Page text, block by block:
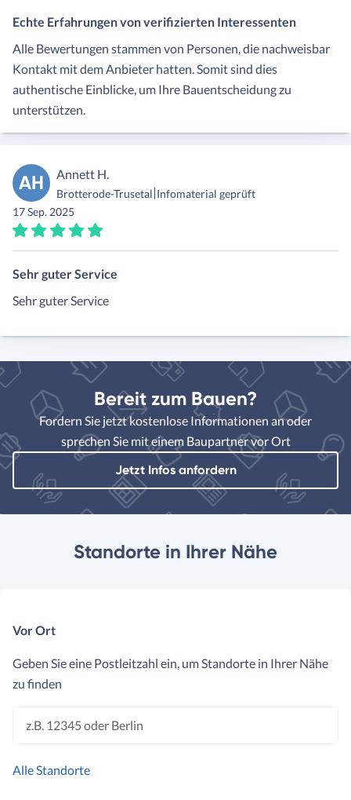
Echte Erfahrungen von verifizierten Interessenten
Alle Bewertungen stammen von Personen, die nachweisbar
Kontakt mit dem Anbieter hatten. Somit sind dies
authentische Einblicke, um Ihre Bauentscheidung zu
unterstützen.
AH Annett H.
Brotterode-Trusetal|Infomaterial geprüft
17 Sep. 2025
Sehr guter Service
Sehr guter Service
Bereit zum Bauen?
Fordern Sie jetzt kostenlose Informationen an oder
sprechen Sie mit einem Baupartner vor Ort
Jetzt Infos anfordern
Standorte in Ihrer Nähe
Vor Ort
Geben Sie eine Postleitzahl ein, um Standorte in Ihrer Nähe
zu finden
z.B. 12345 oder Berlin
Alle Standorte